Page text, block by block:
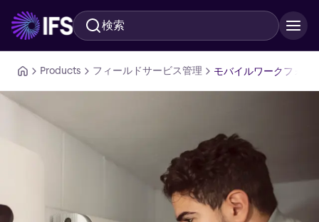
メインコンテンツに移動
検索
Products フィールドサービス管理 モバイルワークフォー